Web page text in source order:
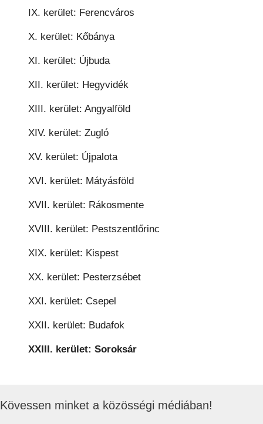
IX. kerület: Ferencváros
X. kerület: Kőbánya
XI. kerület: Újbuda
XII. kerület: Hegyvidék
XIII. kerület: Angyalföld
XIV. kerület: Zugló
XV. kerület: Újpalota
XVI. kerület: Mátyásföld
XVII. kerület: Rákosmente
XVIII. kerület: Pestszentlőrinc
XIX. kerület: Kispest
XX. kerület: Pesterzsébet
XXI. kerület: Csepel
XXII. kerület: Budafok
XXIII. kerület: Soroksár
Kövessen minket a közösségi médiában!